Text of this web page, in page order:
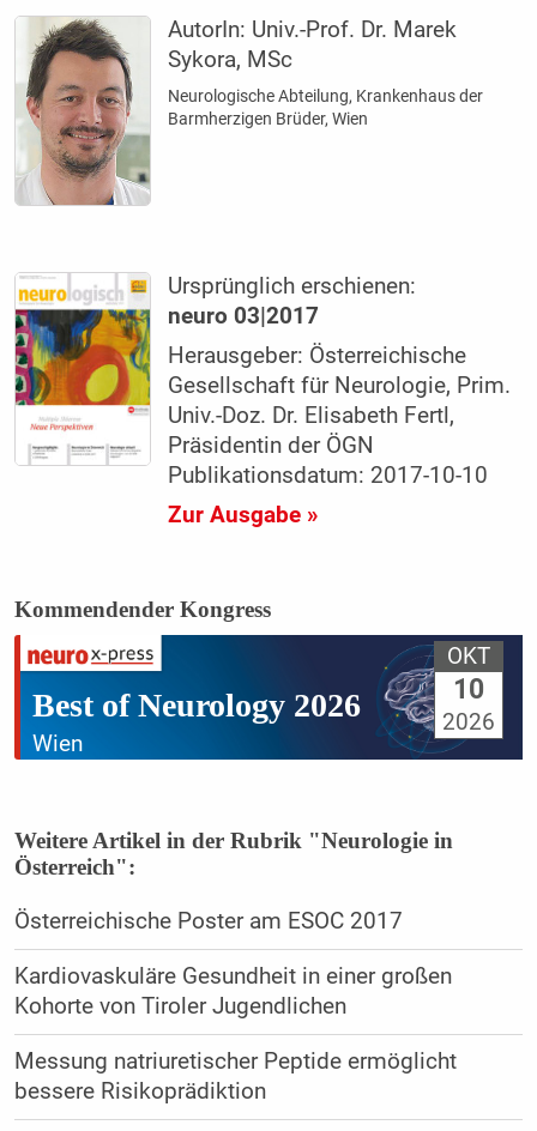
AutorIn: Univ.-Prof. Dr. Marek
Sykora, MSc
Neurologische Abteilung, Krankenhaus der
Barmherzigen Brüder, Wien
Ursprünglich erschienen:
neuro 03|2017
Herausgeber: Österreichische
Gesellschaft für Neurologie, Prim.
Univ.-Doz. Dr. Elisabeth Fertl,
Präsidentin der ÖGN
Publikationsdatum: 2017-10-10
Zur Ausgabe »
Kommendender Kongress
Best of Neurology 2026
Wien
OKT
10
2026
Weitere Artikel in der Rubrik "Neurologie in
Österreich":
Österreichische Poster am ESOC 2017
Kardiovaskuläre Gesundheit in einer großen
Kohorte von Tiroler Jugendlichen
Messung natriuretischer Peptide ermöglicht
bessere Risikoprädiktion